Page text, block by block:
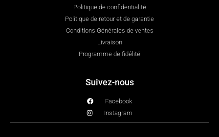
Politique de confidentialité
Politique de retour et de garantie
Conditions Générales de ventes
Livraison
Programme de fidélité
Suivez-nous
Facebook
Instagram